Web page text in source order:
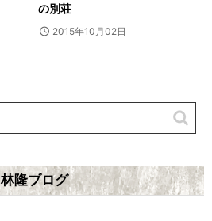
の別荘
2015年10月02日
林隆ブログ